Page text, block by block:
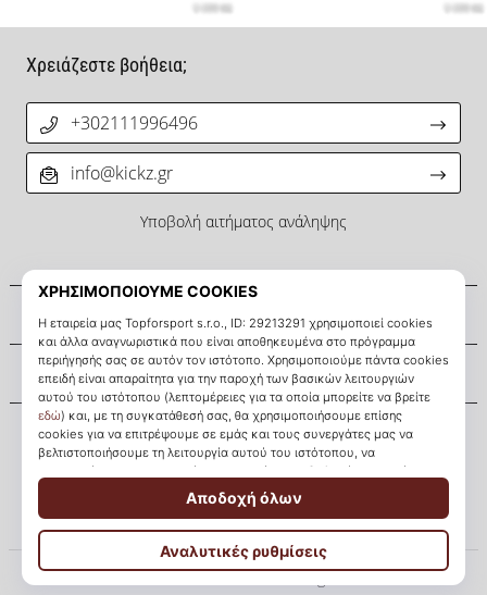
KICKZ.gr
Σχετικά μ' εμάς
Εξυπηρέτηση πελατών
Χρειάζεστε βοήθεια;
+302111996496
info@kickz.gr
Υποβολή αιτήματος ανάληψης